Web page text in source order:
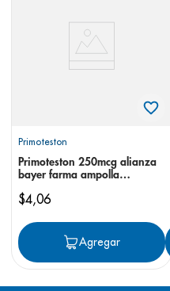
Primoteston
Primoteston 250mcg alianza
bayer farma ampolla
$4,06
Agregar
panolini
prueba embarazo